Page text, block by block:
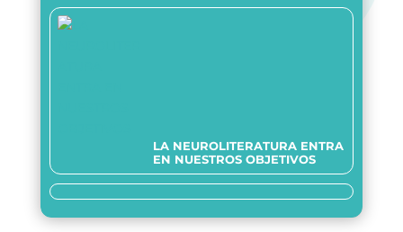
LA NEUROLITERATURA ENTRA
EN NUESTROS OBJETIVOS
Somos transparentes